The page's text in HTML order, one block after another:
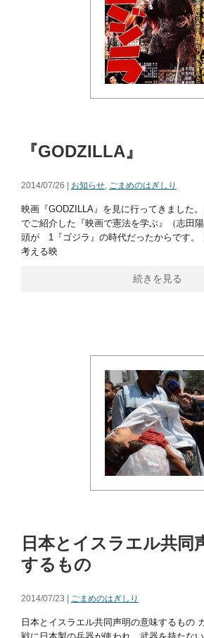
『GODZILLA』
2014/07/26 | お知らせ, ごまめのはぎしり
映画『GODZILLA』を見に行ってきました
でご紹介した『映画で憲法を学ぶ』（志田
頭が 1『ゴジラ』の時代だったからです。
考える映
続きを見る
日本とイスラエル共同
するもの
2014/07/23 | ごまめのはぎしり
日本とイスラエル共同声明の意味するもの